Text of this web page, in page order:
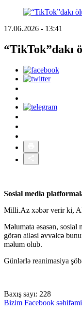
17.06.2026 - 13:41
“TikTok”dakı
Sosial media
Milli.Az xəbər verir ki,
Məlumata əsasən, sosial
görən ailəsi əvvəlcə
məlum olub.
Günlərlə reanimasiya
Baxış sayı: 228
Bizim Facebook